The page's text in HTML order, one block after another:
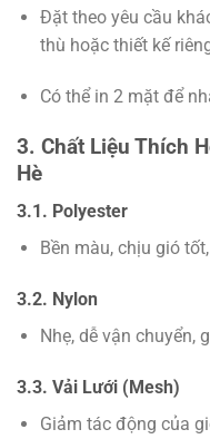
Đặt theo yêu cầu
thù hoặc thiết kế
Có thể in 2 mặt để
3. Chất Liệu Thích
Hè
3.1. Polyester
Bền màu, chịu gió
3.2. Nylon
Nhẹ, dễ vận chuyển,
3.3. Vải Lưới (Mesh)
Giảm tác động của